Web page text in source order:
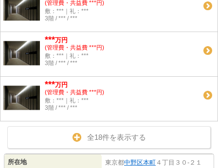
(管理費・共益費 ***円)
敷：***｜礼：***
3階 / *** / ***
***万円
(管理費・共益費 ***円)
敷：***｜礼：***
3階 / *** / ***
***万円
(管理費・共益費 ***円)
敷：***｜礼：***
3階 / *** / ***
全18件を表示する
所在地 東京都中野区本町 ４丁目３０-２１